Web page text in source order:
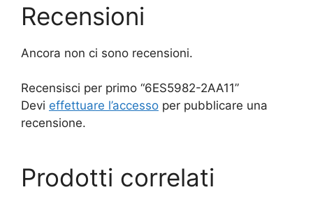
Recensioni
Ancora non ci sono recensioni.
Recensisci per primo “6ES5982-2AA11”
Devi effettuare l’accesso per pubblicare una
recensione.
Prodotti correlati